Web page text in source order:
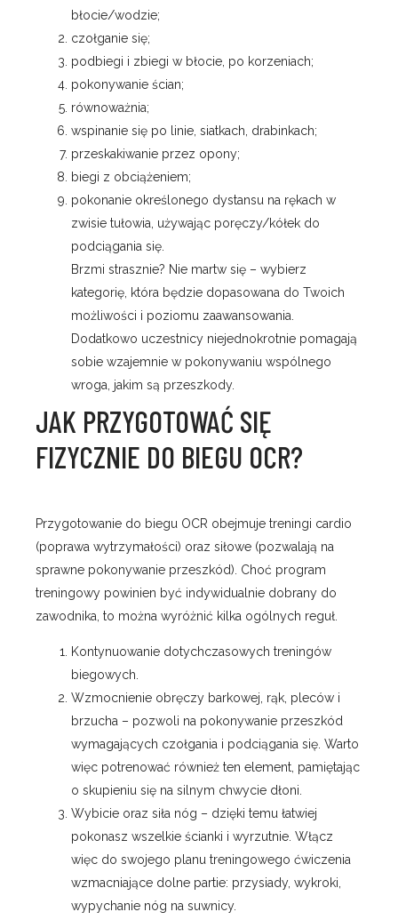
błocie/wodzie;
czołganie się;
podbiegi i zbiegi w błocie, po korzeniach;
pokonywanie ścian;
równoważnia;
wspinanie się po linie, siatkach, drabinkach;
przeskakiwanie przez opony;
biegi z obciążeniem;
pokonanie określonego dystansu na rękach w
zwisie tułowia, używając poręczy/kółek do
podciągania się.
Brzmi strasznie? Nie martw się – wybierz
kategorię, która będzie dopasowana do Twoich
możliwości i poziomu zaawansowania.
Dodatkowo uczestnicy niejednokrotnie pomagają
sobie wzajemnie w pokonywaniu wspólnego
wroga, jakim są przeszkody.
JAK PRZYGOTOWAĆ SIĘ
FIZYCZNIE DO BIEGU OCR?
Przygotowanie do biegu OCR obejmuje treningi cardio
(poprawa wytrzymałości) oraz siłowe (pozwalają na
sprawne pokonywanie przeszkód). Choć program
treningowy powinien być indywidualnie dobrany do
zawodnika, to można wyróżnić kilka ogólnych reguł.
Kontynuowanie dotychczasowych treningów
biegowych.
Wzmocnienie obręczy barkowej, rąk, pleców i
brzucha – pozwoli na pokonywanie przeszkód
wymagających czołgania i podciągania się. Warto
więc potrenować również ten element, pamiętając
o skupieniu się na silnym chwycie dłoni.
Wybicie oraz siła nóg – dzięki temu łatwiej
pokonasz wszelkie ścianki i wyrzutnie. Włącz
więc do swojego planu treningowego ćwiczenia
wzmacniające dolne partie: przysiady, wykroki,
wypychanie nóg na suwnicy.